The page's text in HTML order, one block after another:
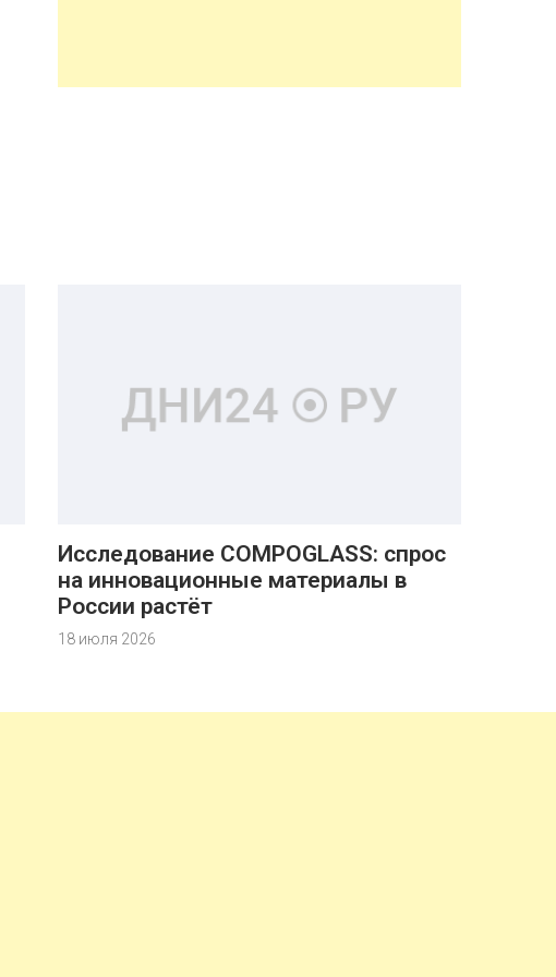
Исследование COMPOGLASS: спрос
на инновационные материалы в
России растёт
18 июля 2026